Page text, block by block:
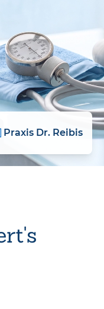
Praxis Dr. Reibis